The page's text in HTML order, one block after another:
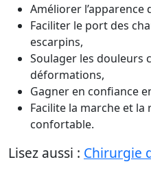
Améliorer l’apparence
Faciliter le port des
escarpins,
Soulager les douleurs
déformations,
Gagner en confiance
Facilite la marche et
confortable.
Lisez aussi : Chirurgie